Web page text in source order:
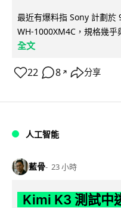
最近有爆料指 Sony 計劃於
WH-1000XM4C，規格幾
全文
22 8 ↗ 分享
人工智能
藍骨 23 小時
Kimi K3 測試